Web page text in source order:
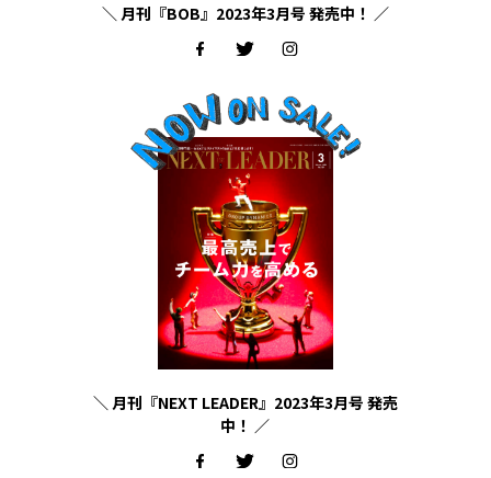
＼ 月刊『BOB』2023年3月号 発売中！ ／
＼ 月刊『NEXT LEADER』2023年3月号 発売
中！ ／